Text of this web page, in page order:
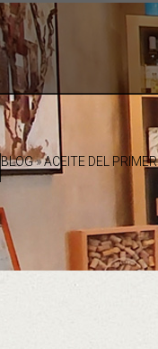
BLOG»ACEITE DEL